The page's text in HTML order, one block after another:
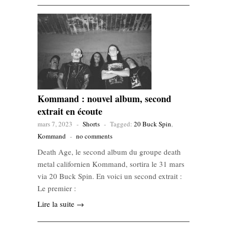
Kommand : nouvel album, second
extrait en écoute
mars 7, 2023 - Shorts - Tagged: 20 Buck Spin,
Kommand - no comments
Death Age, le second album du groupe death
metal californien Kommand, sortira le 31 mars
via 20 Buck Spin. En voici un second extrait :
Le premier :
Lire la suite →